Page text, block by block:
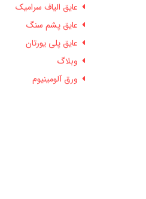
عایق الیاف سرامیک
عایق پشم سنگ
عایق پلی یورتان
وبلاگ
ورق آلومینیوم